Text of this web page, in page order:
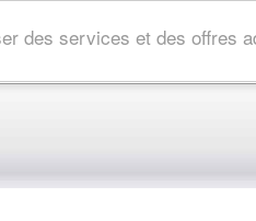
des services et des offres